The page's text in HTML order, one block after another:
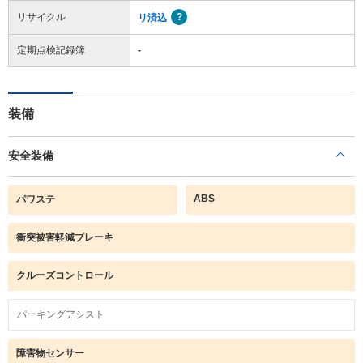
リサイクル リ済込
定期点検記録簿 -
装備
安全装備
パワステ ABS
衝突被害軽減ブレーキ
クルーズコントロール
パーキングアシスト
障害物センサー